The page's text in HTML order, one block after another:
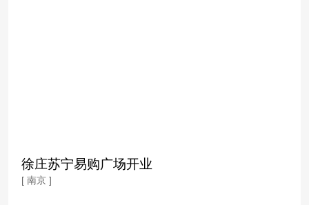
徐庄苏宁易购广场开业
[ 南京 ]